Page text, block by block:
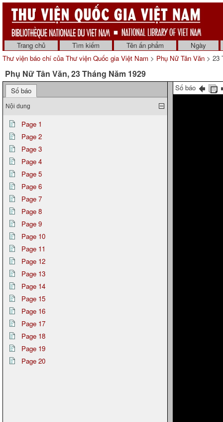
Trang chủ Tìm kiếm Tên ấn phẩm
Ngày
Thư viện báo chí của Thư viện Quốc gia Việt Nam > Phụ Nữ Tân Văn > 23
Phụ Nữ Tân Văn, 23 Tháng Năm 1929
Số báo
Nội dung
Page 1
Page 2
Page 3
Page 4
Page 5
Page 6
Page 7
Page 8
Page 9
Page 10
Page 11
Page 12
Page 13
Page 14
Page 15
Page 16
Page 17
Page 18
Page 19
Page 20
Số báo